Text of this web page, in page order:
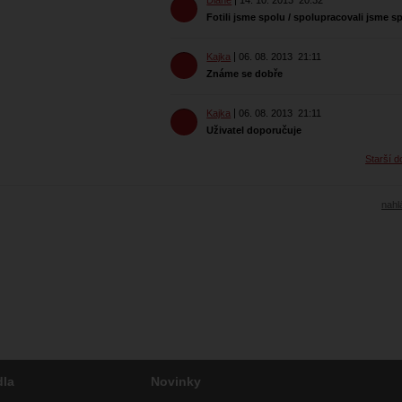
Fotili jsme spolu / spolupracovali jsme
Kajka 06. 08. 2013 21:11
Známe se dobře
Kajka 06. 08. 2013 21:11
Uživatel doporučuje
Starší
Novinky